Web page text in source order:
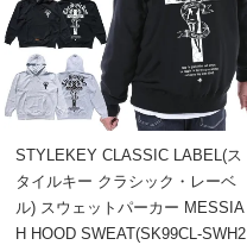
STYLEKEY CLASSIC LABEL(ス
タイルキー クラシック・レーベ
ル) スウェットパーカー MESSIA
H HOOD SWEAT(SK99CL-SWH2